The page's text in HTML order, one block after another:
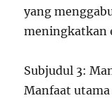
yang
meningkatkan
Subjudul 3:
Manfaat